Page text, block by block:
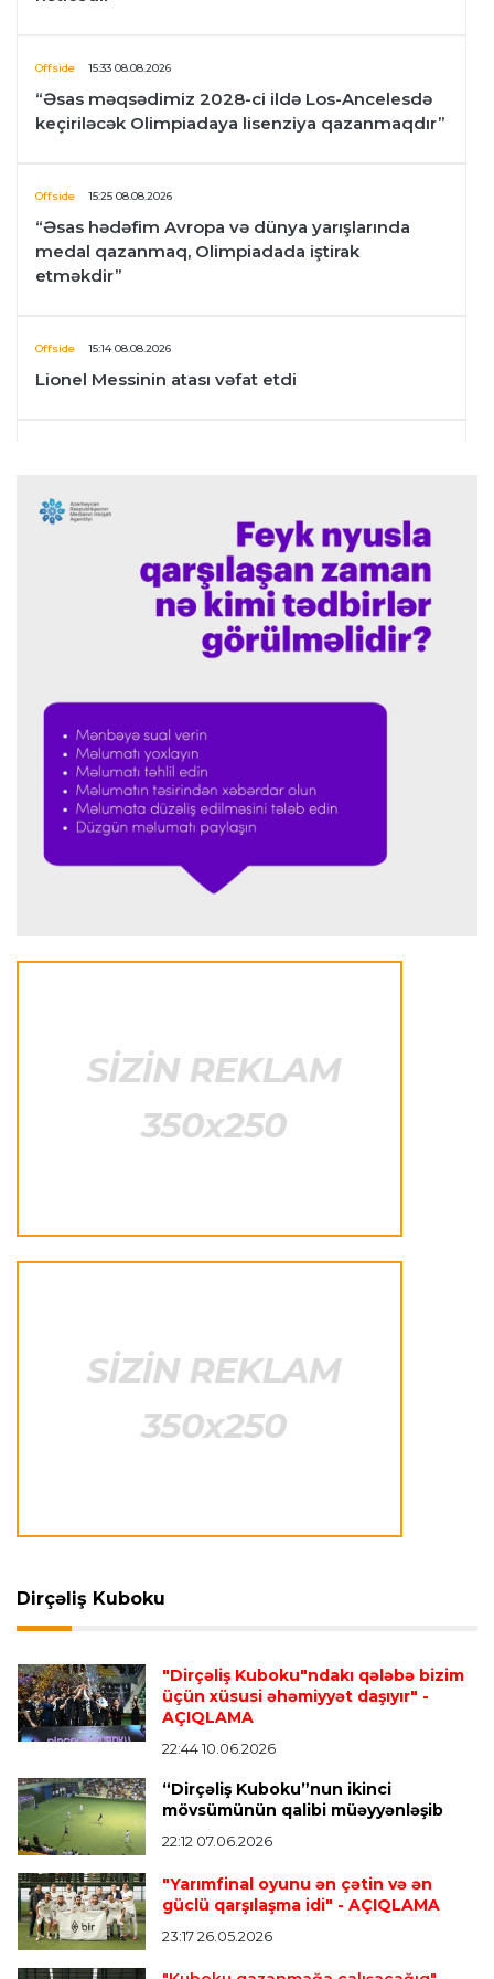
Offside 15:33 08.08.2026
“Əsas məqsədimiz 2028-ci ildə Los-Ancelesdə
keçiriləcək Olimpiadaya lisenziya qazanmaqdır”
Offside 15:25 08.08.2026
“Əsas hədəfim Avropa və dünya yarışlarında
medal qazanmaq, Olimpiadada iştirak
etməkdir”
Offside 15:14 08.08.2026
Lionel Messinin atası vəfat etdi
Azərbaycan millisi Avropa çempionatında
növbəti qələbəsini qazandı
"İmişli" Quba Olimpiya İdman Kompleksi ilə
vidalaşdı
Offside 13:45 08.08.2026
Mingəçevirdə “Kürü keçək?!” yarışına start
verildi
Türkiyə S.L. 00:00 08.08.2026
transferini rəsmiləşdirdi
Lamin Yamal Kolumbiyada rep ifa etdi
23:47 07.08.2026
"Milan" İsmayıl Bennaseri ilə yollarını ayırdı
Meksika və Argentina futbol federasiyalarından
İnfantinoya dəstək
Formula-1 23:36 07.08.2026
"Formula 1" pilotlarının 2026-cı il reytinqi
açıqlanıb
Transfer 23:32 07.08.2026
"Kristal Pelas" Takehiro Tomiyasunu heyətinə
qatdı
Dirçəliş Kuboku
"Dirçəliş Kuboku"ndakı qələbə bizim
üçün xüsusi əhəmiyyət daşıyır" -
AÇIQLAMA
22:44 10.06.2026
“Dirçəliş Kuboku”nun ikinci
mövsümünün qalibi müəyyənləşib
22:12 07.06.2026
"Yarımfinal oyunu ən çətin və ən
güclü qarşılaşma idi" - AÇIQLAMA
23:17 26.05.2026